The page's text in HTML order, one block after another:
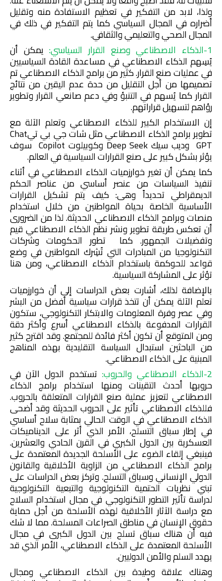
ولذا، لابد من التفكير في تعظيم الاستفادة منه وتقليل
أضراره في المجال السياسي كما يتم التفكير في ذلك في
المجال الصحي والتعليمي والثقافي.
1-الذكاء الاصطناعي وصنع القرار السياسي:
يمكن أن
يُسِهم الذكاء الاصطناعي في مساعدة القادة السياسيين
في عمليات صنع القرار. كثير من برامج الذكاء الاصطناعي تم
تصميمها من أجل التقليل من حدة عدم اليقين من نتائج
القرار كما يُسهم في التنبؤ وفي دعم صانعي القرار وتطوير
رؤاهم لتسهيل قراراتهم.
إن الاستخدام الكبير للذكاء الاصطناعي وتعلم الآلة مع
تطوير برامج الذكاء الاصطناعي مثل شات جي بي تيChat
GPTوديب سيك Deep Seek وكوبيلوت Copilot سوف
يؤثر بشكل كبير على صنع القرارات السياسية في العالم.
كما يمكن أن تغير خوارزميات الذكاء الاصطناعي في أثناء
تنفيذ السياسات من عنصر أساسي من عناصر الحكم
الديمقراطي تحديداً وهى: كيف يتم تشكيل القرارات
الأساسية الخاصة بحياة المواطنين من خلال استخدام
منصات وبرامج الذكاء الاصطناعي الحديثة. لذا من الضرورى
أن تعكس طريقة تطوير ونشر نظم الذكاء الاصطناعي قيم
وتفضيلات الجمهور. كما تطور الحكومات وشركات
التكنولوجيا من المبادرات التي تُشِرك المواطنين في وضع
قواعد للحوكمة باستخدام الذكاء الاصطناعي، ومن هنا
تؤثر على المشاركة السياسية.
بالإضافة لذلك، أشارت بعض الدراسات إلى أن خوارزميات
تعلم الآلة يمكن أن تتخذ قرارات سياسية أفضل من البشر
وفي عصر وفرة المعلومات والابتكار التكنولوجي، ستكون
القرارات المدفوعة بالذكاء الاصطناعي أسرع وأكثر دقة
ومن المتوقع أن تكون أكثر فائدة للمجتمع. وقد اقترح كثير
من الباحثين استبدال السياسة التقليدية بهذه المناهج
المبنية على الذكاء الاصطناعي.
2-الذكاء الاصطناعي والحروب:
تستخدم الدول الآن في
حروبها أحدث التقينات ومنها استخدام برامج الذكاء
الاصطناعي لتعزيز عملية صنع القرارات المتعلقة بالحروب.
فللذكاء الاصطناعي تأثير على الحروب الحديثة وقد أضحى
الذكاء الاصطناعي في الوقت الحالي بمثابة سلاح أساسي
في إطار سباق التسلح، الأمر الذي أثر على الديناميكات
العسكرية بين الدول الكبري في القرن الحادي والعشرين.
فينبغي إلقاء الضوء على الأسلحة الجديدة المعتمدة على
برامج الذكاء الاصطناعي من الزاوية الأخلاقية والقانون
الدولي الإنساني وسباق التسلح. وتركز بعض الدراسات على
تبني نظريات الحتمية التكنولوجية والتبعية التكنولوجية
لدراسة تأثير التطور التكنولوجي في مجال استخدام السلاح
مع دراسة الآثار الأخلاقية لهذه الأسلحة من أجل حماية
حقوق الإنسان في مناطق الصراعات المسلحة. مما لا شك
فيه أن هناك سباق تسلح بين الدول الكبرى في مجال
الأسلحة المعتمدة على الذكاء الاصطناعي، الأمر الذي قد
يهدد السلم والأمن الدوليين.
وهناك علاقة وطيدة بين الذكاء الاصطناعي ومجال